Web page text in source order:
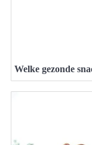
Welke gezonde